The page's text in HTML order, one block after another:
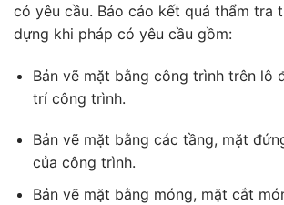
có yêu cầu. Báo cáo kết quả thẩm tra
dựng khi pháp có yêu cầu gồm:
Bản vẽ mặt bằng công trình trên lô
trí công trình.
Bản vẽ mặt bằng các tầng, mặt
của công trình.
Bản vẽ mặt bằng móng, mặt cắt